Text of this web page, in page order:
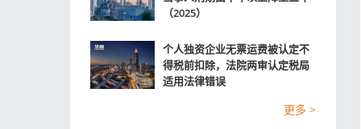
（2025）
个人独资企业无票运费被认定不
得税前扣除，法院两审认定税局
适用法律错误
更多 >